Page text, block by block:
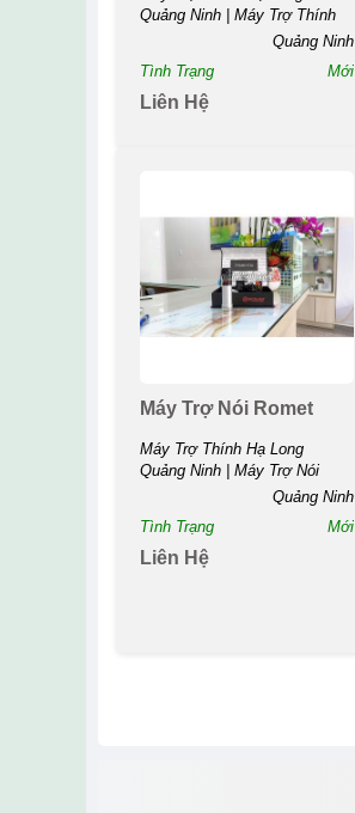
Quảng Ninh | Máy Trợ Thính
Quảng Ninh
Tình Trạng
Mới
Liên Hệ
Máy Trợ Nói Romet
Máy Trợ Thính Hạ Long
Quảng Ninh | Máy Trợ Nói
Quảng Ninh
Tình Trạng
Mới
Liên Hệ